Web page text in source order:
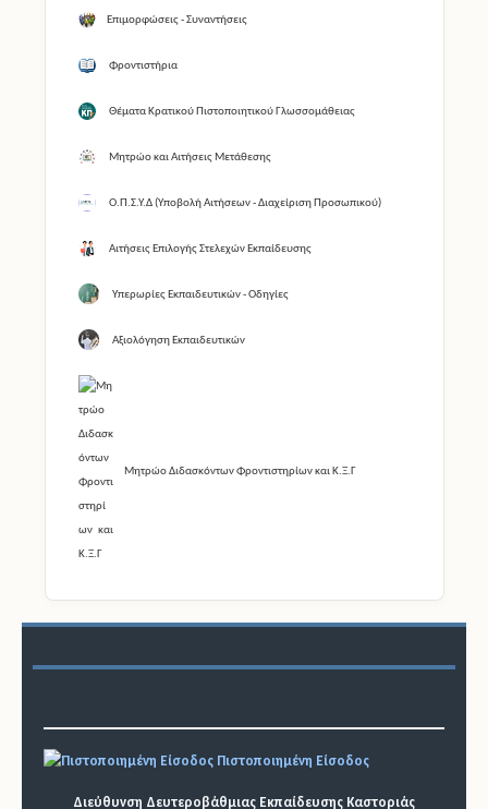
Επιμορφώσεις - Συναντήσεις
Φροντιστήρια
Θέματα Κρατικού Πιστοποιητικού Γλωσσομάθειας
Μητρώο και Αιτήσεις Μετάθεσης
Ο.Π.Σ.Υ.Δ (Υποβολή Αιτήσεων - Διαχείριση Προσωπικού)
Αιτήσεις Επιλογής Στελεχών Εκπαίδευσης
Υπερωρίες Εκπαιδευτικών - Οδηγίες
Αξιολόγηση Εκπαιδευτικών
Μητρώο Διδασκόντων Φροντιστηρίων και Κ.Ξ.Γ
Πιστοποιημένη Είσοδος
Διεύθυνση Δευτεροβάθμιας Εκπαίδευσης Καστοριάς